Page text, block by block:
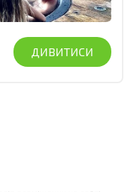
ДИВИТИСИ